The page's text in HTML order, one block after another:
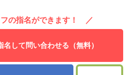
の指名ができます！ ／
名して問い合わせる（無料）